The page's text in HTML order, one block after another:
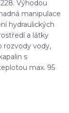
Výhodou
manipulace
hydraulických
a látky
rozvody vody,
s
max. 95